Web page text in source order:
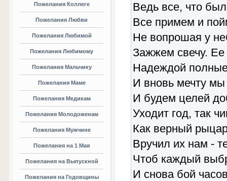
Пожелания Коллеге
Пожелания Любви
Пожелания Любимой
Пожелания Любимому
Пожелания Мальчику
Пожелания Маме
Пожелания Медикам
Пожелания Молодоженам
Пожелания Мужчине
Пожелания на 1 Мая
Пожелания на Выпускной
Пожелания на Годовщины
Ведь все, что
Все примем и
Не вопрошая у
Зажжем свечу. Ее
Надеждой
И вновь мечту
И будем целей
Уходит год, так
Как верный
Вручил их нам -
Чтоб каждый
И снова бой